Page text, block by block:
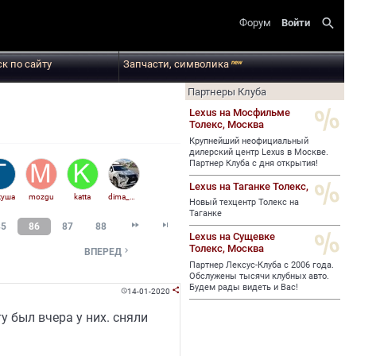
Форум Войти search
по сайту Запчасти, символикаnew
mozgu katta
86 87 88  
ВПЕРЕД 
14-01-2020 
был вчера у них. сняли
Партнеры Клуба
Lexus на Мосфильме
Толекс, Москва
Крупнейший неофициальный
дилерский центр Lexus в Москве.
Партнер Клуба с дня открытия!
Lexus на Таганке Толекс,
Новый техцентр Толекс на
Таганке
Lexus на Сущевке
Толекс, Москва
Партнер Лексус-Клуба с 2006 года.
Обслужены тысячи клубных авто.
Будем рады видеть и Вас!